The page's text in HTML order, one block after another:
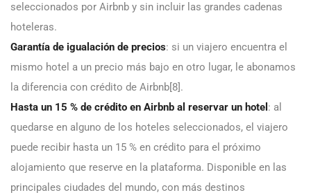
seleccionados por Airbnb y sin incluir las grandes cadenas
hoteleras.
Garantía de igualación de precios: si un viajero encuentra el
mismo hotel a un precio más bajo en otro lugar, le abonamos
la diferencia con crédito de Airbnb[8].
Hasta un 15 % de crédito en Airbnb al reservar un hotel : al
quedarse en alguno de los hoteles seleccionados, el viajero
puede recibir hasta un 15 % en crédito para el próximo
alojamiento que reserve en la plataforma. Disponible en las
principales ciudades del mundo, con más destinos